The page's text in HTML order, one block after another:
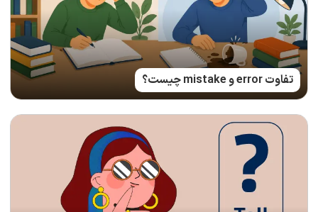
تفاوت error و mistake چیست؟